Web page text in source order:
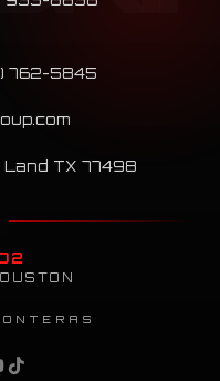
762-5845
Land TX 77498